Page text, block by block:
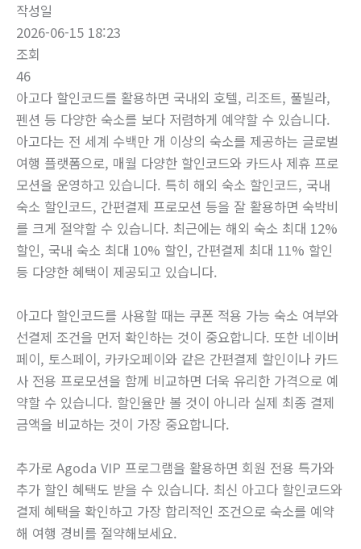
작성일
2026-06-15 18:23
조회
46
아고다 할인코드를 활용하면 국내외 호텔, 리조트, 풀빌라,
펜션 등 다양한 숙소를 보다 저렴하게 예약할 수 있습니다.
아고다는 전 세계 수백만 개 이상의 숙소를 제공하는 글로벌
여행 플랫폼으로, 매월 다양한 할인코드와 카드사 제휴 프로
모션을 운영하고 있습니다. 특히 해외 숙소 할인코드, 국내
숙소 할인코드, 간편결제 프로모션 등을 잘 활용하면 숙박비
를 크게 절약할 수 있습니다. 최근에는 해외 숙소 최대 12%
할인, 국내 숙소 최대 10% 할인, 간편결제 최대 11% 할인
등 다양한 혜택이 제공되고 있습니다.
아고다 할인코드를 사용할 때는 쿠폰 적용 가능 숙소 여부와
선결제 조건을 먼저 확인하는 것이 중요합니다. 또한 네이버
페이, 토스페이, 카카오페이와 같은 간편결제 할인이나 카드
사 전용 프로모션을 함께 비교하면 더욱 유리한 가격으로 예
약할 수 있습니다. 할인율만 볼 것이 아니라 실제 최종 결제
금액을 비교하는 것이 가장 중요합니다.
추가로 Agoda VIP 프로그램을 활용하면 회원 전용 특가와
추가 할인 혜택도 받을 수 있습니다. 최신 아고다 할인코드와
결제 혜택을 확인하고 가장 합리적인 조건으로 숙소를 예약
해 여행 경비를 절약해보세요.